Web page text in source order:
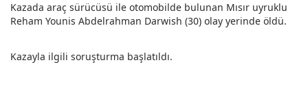
Kazada araç sürücüsü ile otomobilde bulunan Mısır uyruklu
Reham Younis Abdelrahman Darwish (30) olay yerinde öldü.
Kazayla ilgili soruşturma başlatıldı.